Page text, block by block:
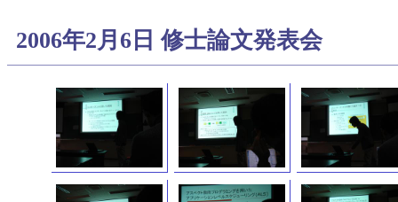
2006年2月6日 修士論文発表会